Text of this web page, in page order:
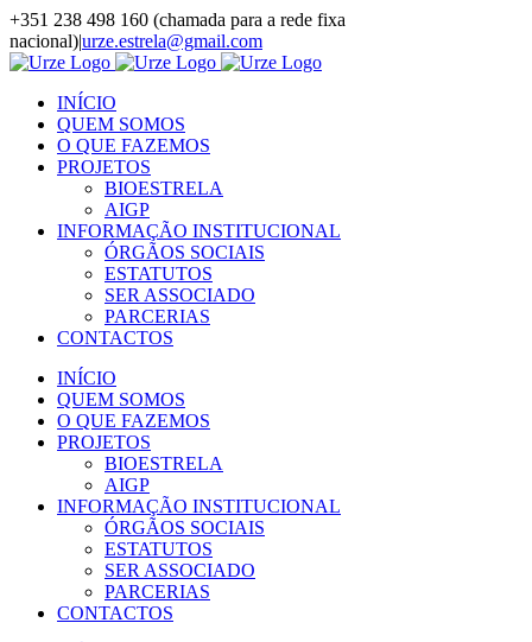
Skip
to
content
+351 238 498 160 (chamada para a rede fixa
nacional)|urze.estrela@gmail.com
Facebook
Instagram
LinkedIn
YouTube
INÍCIO
QUEM SOMOS
O QUE FAZEMOS
PROJETOS
BIOESTRELA
AIGP
INFORMAÇÃO INSTITUCIONAL
ÓRGÃOS SOCIAIS
ESTATUTOS
SER ASSOCIADO
PARCERIAS
CONTACTOS
INÍCIO
QUEM SOMOS
O QUE FAZEMOS
PROJETOS
BIOESTRELA
AIGP
INFORMAÇÃO INSTITUCIONAL
ÓRGÃOS SOCIAIS
ESTATUTOS
SER ASSOCIADO
PARCERIAS
CONTACTOS